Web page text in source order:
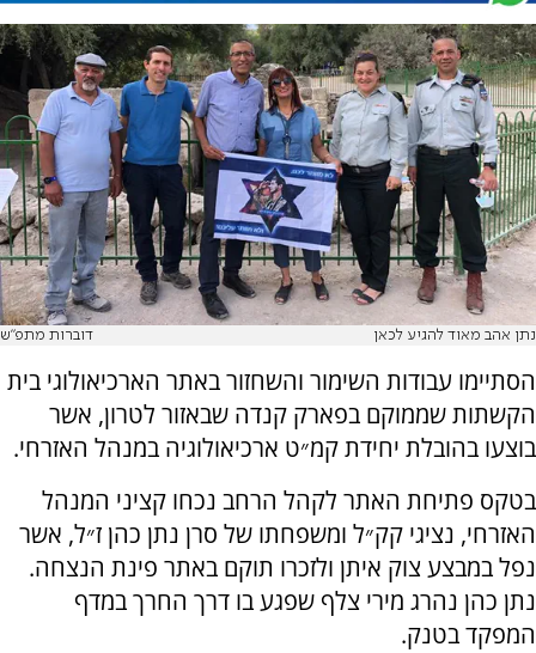
נתן אהב מאוד להגיע לכאן דוברות מתפ״ש
הסתיימו עבודות השימור והשחזור באתר הארכיאולוגי בית
הקשתות שממוקם בפארק קנדה שבאזור לטרון, אשר
בוצעו בהובלת יחידת קמ״ט ארכיאולוגיה במנהל האזרחי.
בטקס פתיחת האתר לקהל הרחב נכחו קציני המנהל
האזרחי, נציגי קק״ל ומשפחתו של סרן נתן כהן ז״ל, אשר
נפל במבצע צוק איתן ולזכרו תוקם באתר פינת הנצחה.
נתן כהן נהרג מירי צלף שפגע בו דרך החרך במדף
המפקד בטנק.